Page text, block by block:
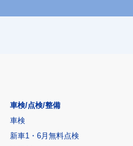
車検/点検/整備
車検
新車1・6月無料点検